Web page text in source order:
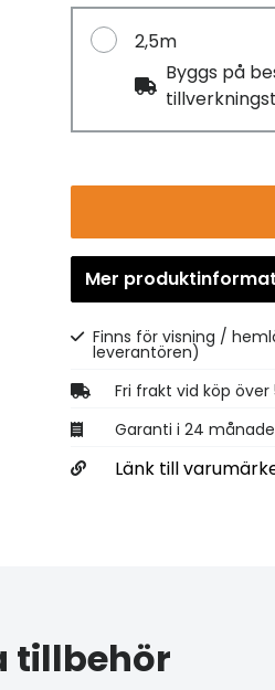
2,5m
Byggs på
Mer
Finns för visning /
leverantören)
Fri frakt vid köp
Garanti i 24
Länk till
tillbehör